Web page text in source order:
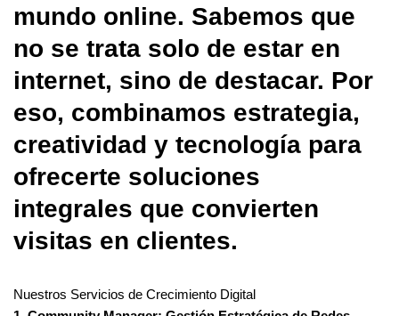
mundo online. Sabemos que
no se trata solo de estar en
internet, sino de destacar. Por
eso, combinamos estrategia,
creatividad y tecnología para
ofrecerte soluciones
integrales que convierten
visitas en clientes.
Nuestros Servicios de Crecimiento Digital